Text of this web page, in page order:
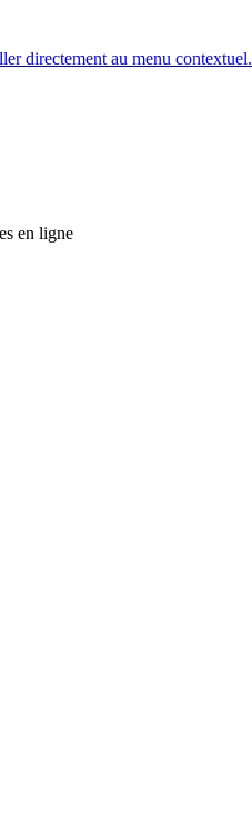
directement au menu contextuel.
en ligne